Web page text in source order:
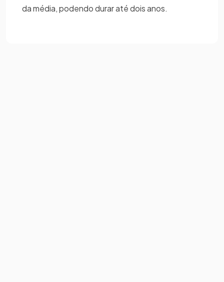
da média, podendo durar até dois anos.